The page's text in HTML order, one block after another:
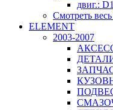
двиг.:
Смотреть
ELEMENT
2003-2007